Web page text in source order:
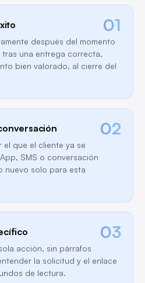
01
después del momento
tras una entrega correcta,
bien valorado, al cierre del
02
que el cliente ya se
SMS o conversación
nuevo solo para esta
03
acción, sin párrafos
la solicitud y el enlace
de lectura.